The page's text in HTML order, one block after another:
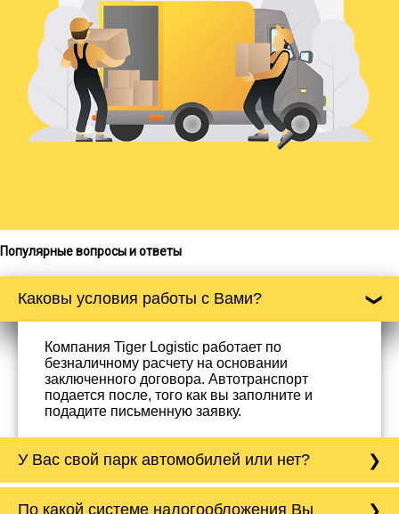
Популярные вопросы и ответы
Каковы условия работы с Вами?
Компания Tiger Logistic работает по
безналичному расчету на основании
заключенного договора. Автотранспорт
подается после, того как вы заполните и
подадите письменную заявку.
У Вас свой парк автомобилей или нет?
насчитывает более 50 автомобилей
По какой системе налогообложения Вы